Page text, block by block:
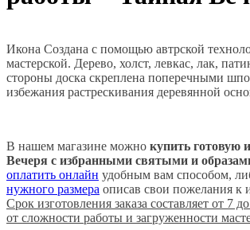
Икона Создана с помощью автрской
мастерской. Дерево, холст, левкас, лак,
стороны доска скреплена поперечными
избежания растрескивания деревянной
В нашем магазине можно купить готовую
Вечеря с избранными святыми и
оплатить онлайн удобным вам способом,
нужного размера описав свои пожелания к
Срок изготовления заказа составляет от 7
от сложности работы и загруженности